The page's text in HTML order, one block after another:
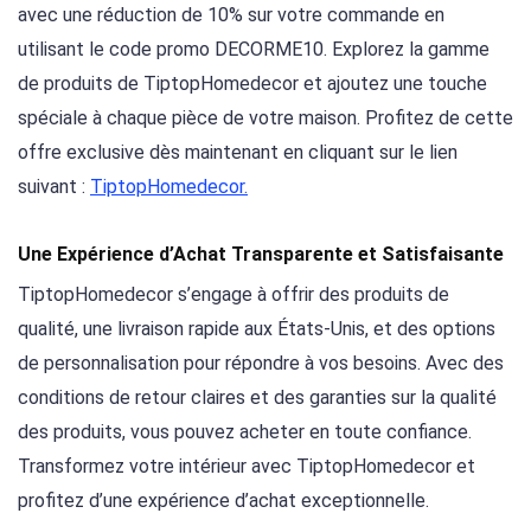
avec une réduction de 10% sur votre commande en
utilisant le code promo DECORME10. Explorez la gamme
de produits de TiptopHomedecor et ajoutez une touche
spéciale à chaque pièce de votre maison. Profitez de cette
offre exclusive dès maintenant en cliquant sur le lien
suivant : TiptopHomedecor.
Une Expérience d’Achat Transparente et Satisfaisante
TiptopHomedecor s’engage à offrir des produits de
qualité, une livraison rapide aux États-Unis, et des options
de personnalisation pour répondre à vos besoins. Avec des
conditions de retour claires et des garanties sur la qualité
des produits, vous pouvez acheter en toute confiance.
Transformez votre intérieur avec TiptopHomedecor et
profitez d’une expérience d’achat exceptionnelle.